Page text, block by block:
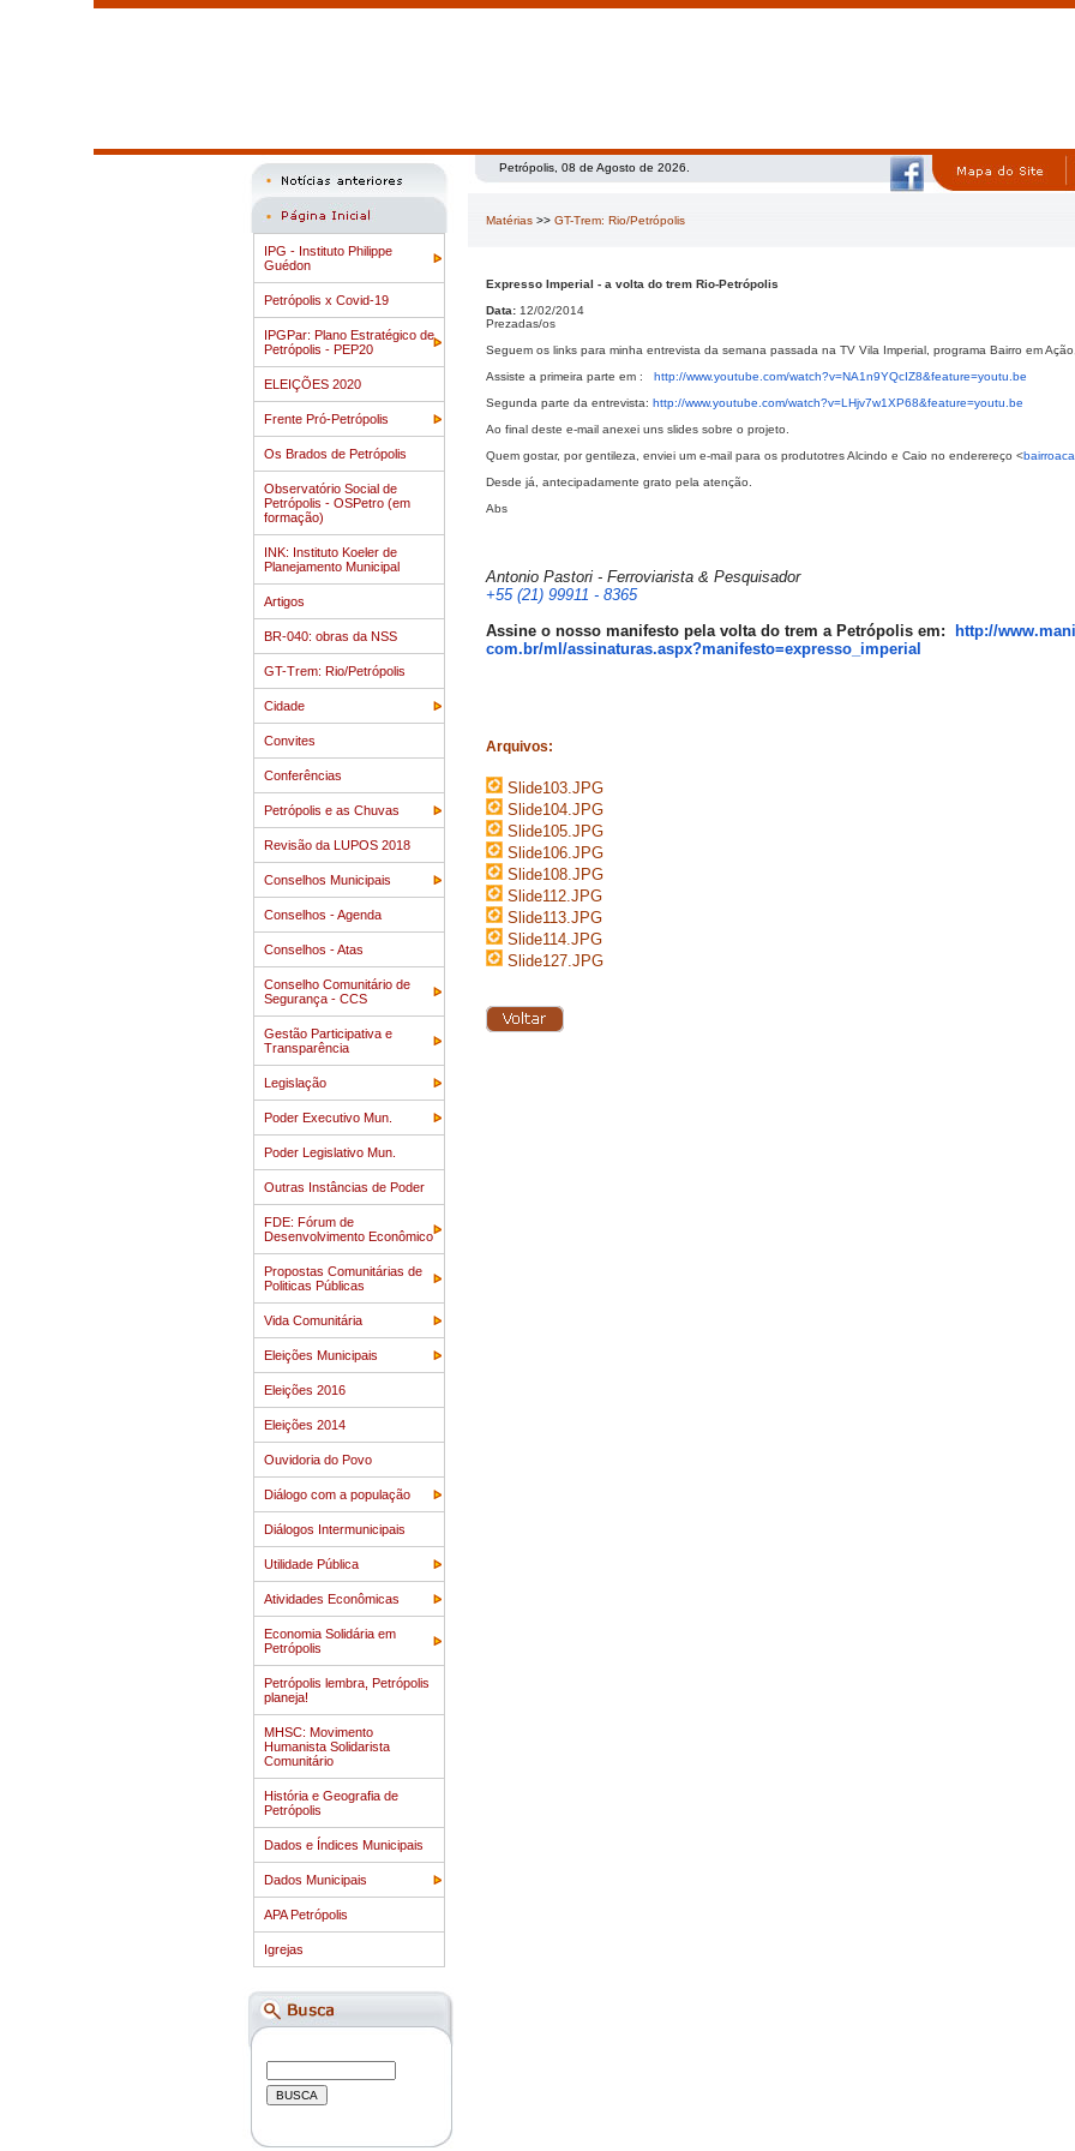
IPG - Instituto Philippe
Guédon
Petrópolis x Covid-19
IPGPar: Plano Estratégico de
Petrópolis - PEP20
ELEIÇÕES 2020
Frente Pró-Petrópolis
Os Brados de Petrópolis
Observatório Social de
Petrópolis - OSPetro (em
formação)
INK: Instituto Koeler de
Planejamento Municipal
Artigos
BR-040: obras da NSS
GT-Trem: Rio/Petrópolis
Cidade
Convites
Conferências
Petrópolis e as Chuvas
Revisão da LUPOS 2018
Conselhos Municipais
Conselhos - Agenda
Conselhos - Atas
Conselho Comunitário de
Segurança - CCS
Gestão Participativa e
Transparência
Legislação
Poder Executivo Mun.
Poder Legislativo Mun.
Outras Instâncias de Poder
FDE: Fórum de
Desenvolvimento Econômico
Propostas Comunitárias de
Politicas Públicas
Vida Comunitária
Eleições Municipais
Eleições 2016
Eleições 2014
Ouvidoria do Povo
Diálogo com a população
Diálogos Intermunicipais
Utilidade Pública
Atividades Econômicas
Economia Solidária em
Petrópolis
Petrópolis lembra, Petrópolis
planeja!
MHSC: Movimento
Humanista Solidarista
Comunitário
História e Geografia de
Petrópolis
Dados e Índices Municipais
Dados Municipais
APA Petrópolis
Igrejas
Petrópolis, 08 de Agosto de 2026.
Matérias >> GT-Trem: Rio/Petrópolis
Expresso Imperial - a volta do trem Rio-Petrópolis
Data: 12/02/2014
Prezadas/os
Seguem os links para minha entrevista da semana passada na TV Vila Imperial, programa Bairro em
Assiste a primeira parte em : http://www.youtube.com/watch?v=NA1n9YQcIZ8&feature=youtu.be
Segunda parte da entrevista: http://www.youtube.com/watch?v=LHjv7w1XP68&feature=youtu.be
Ao final deste e-mail anexei uns slides sobre o projeto.
Quem gostar, por gentileza, enviei um e-mail para os produtotres Alcindo e Caio no enderereço <
Desde já, antecipadamente grato pela atenção.
Abs
Antonio Pastori - Ferroviarista & Pesquisador
+55 (21) 99911 - 8365
Assine o nosso manifesto pela volta do trem a Petrópolis em:
http://
com.br/ml/assinaturas.aspx?manifesto=expresso_imperial
Arquivos:
Slide103.JPG
Slide104.JPG
Slide105.JPG
Slide106.JPG
Slide108.JPG
Slide112.JPG
Slide113.JPG
Slide114.JPG
Slide127.JPG